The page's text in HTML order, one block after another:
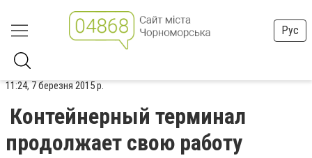
Рус
11:24, 7 березня 2015 р.
Контейнерный терминал
продолжает свою работу